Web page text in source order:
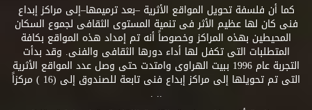
كما أن فلسفة تحويل المواقع الأثرية –بعد ترميمها–إلى مراكز إبداع
فنى كان لها عظيم الأثر فى تنمية المستوى الثقافى لجموع السكان
المحيطين بهذه المراكز وخصوصاً أنه تم إمداد هذه المواقع بكافة
المتطلبات التى تكفل لها أداء دورها الثقافى والفنى. وقد بدأت
التجربة عام 1996 ببيت الهراوى وامتدت حتى وصل عدد المواقع الأثرية
التى تم تحويلها إلى مراكز إبداع فنى تابعة للصندوق إلى (16 ) مركزاً
.. .